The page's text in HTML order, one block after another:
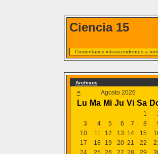
Ciencia 15
Comentarios intrascendentes a
Archivos
< Agosto 2026
Lu Ma Mi Ju Vi Sa
1
3
4 5 6 7 8
10
11 12 13 14 15
17
18 19 20 21 22
24
25 26 27 28 29